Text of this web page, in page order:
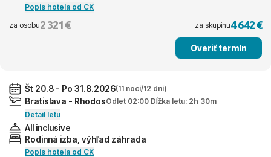
Popis hotela od CK
za osobu2 321 € za skupinu4 642 €
Overiť termín
Št 20.8 - Po 31.8.2026(11 nocí/12 dní)
Bratislava - RhodosOdlet 02:00 Dĺžka letu: 2h 30m
Detail letu
All inclusive
Rodinná izba, výhľad záhrada
Popis hotela od CK